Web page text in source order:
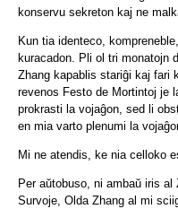
konservu sekreton kaj ne
Kun tia identeco,
kuracadon. Pli ol tri monatojn
Zhang kapablis stariĝi kaj fari
revenos Festo de Mortintoj je
prokrasti la vojaĝon, sed li
en mia varto plenumi la
Mi ne atendis, ke nia celloko
Per aŭtobuso, ni ambaŭ iris
Survoje, Olda Zhang al mi